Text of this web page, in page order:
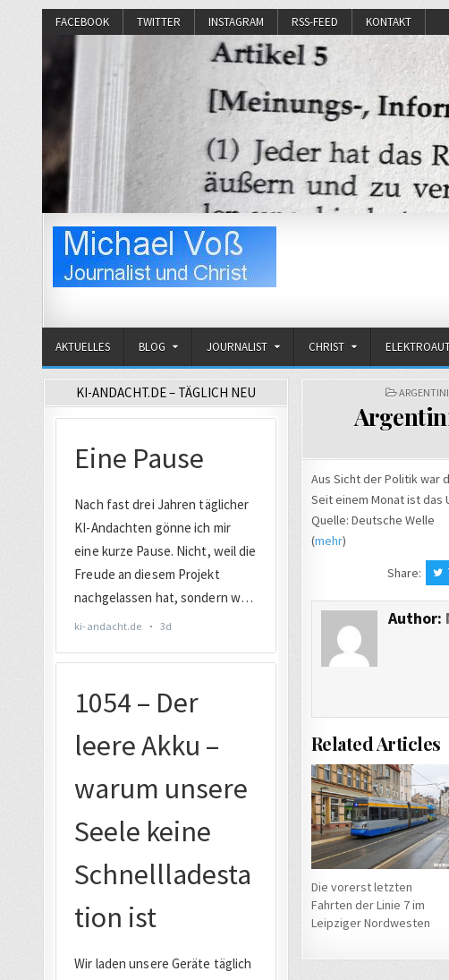
FACEBOOK TWITTER INSTAGRAM RSS-FEED KONTAKT
AKTUELLES BLOG JOURNALIST CHRIST
POSTED
Aus Sicht der Politik war
Seit einem Monat ist das
Quelle: Deutsche Welle
(mehr)
Share:
Author:
Related Articles
Die vorerst letzten
Fahrten der Linie 7 im
Leipziger Nordwesten
KI-ANDACHT.DE – TÄGLICH NEU